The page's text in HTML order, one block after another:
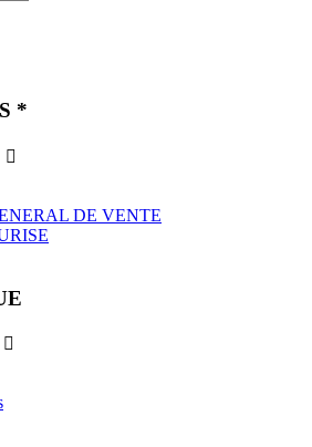
*

DE VENTE
